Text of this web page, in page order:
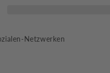
42 Netzwerken